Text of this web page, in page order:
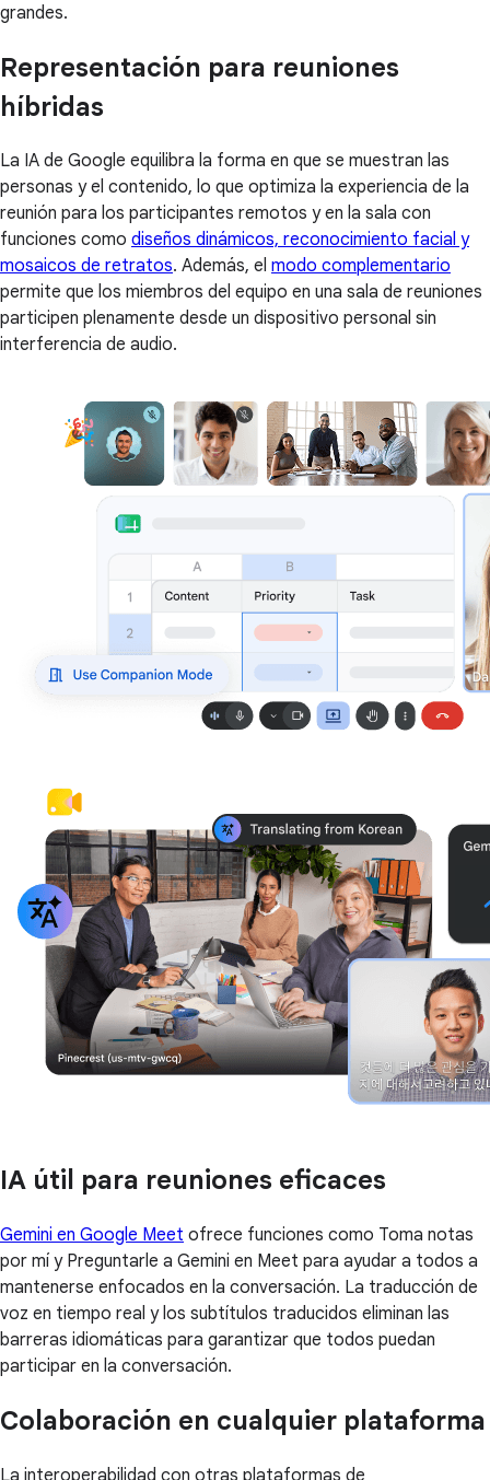
grandes.
Representación para reuniones
híbridas
La IA de Google equilibra la forma en que se muestran las
personas y el contenido, lo que optimiza la experiencia de la
reunión para los participantes remotos y en la sala con
funciones como diseños dinámicos, reconocimiento facial y
mosaicos de retratos. Además, el modo complementario
permite que los miembros del equipo en una sala de reuniones
participen plenamente desde un dispositivo personal sin
interferencia de audio.
IA útil para reuniones eficaces
Gemini en Google Meet ofrece funciones como Toma notas
por mí y Preguntarle a Gemini en Meet para ayudar a todos a
mantenerse enfocados en la conversación. La traducción de
voz en tiempo real y los subtítulos traducidos eliminan las
barreras idiomáticas para garantizar que todos puedan
participar en la conversación.
Colaboración en cualquier plataforma